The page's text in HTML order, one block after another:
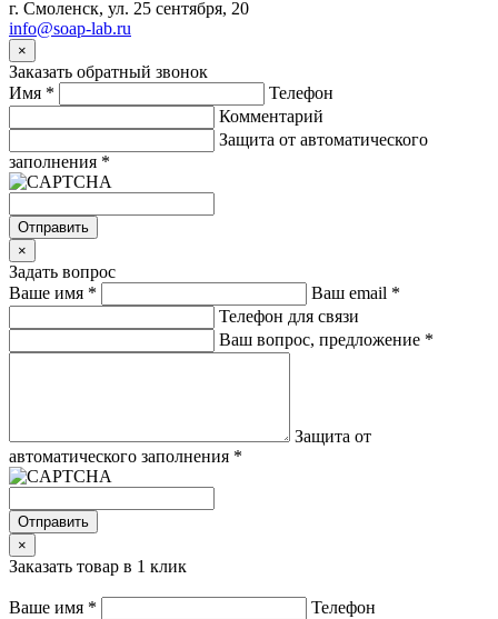
г. Смоленск, ул. 25 сентября, 20
info@soap-lab.ru
×
Заказать обратный звонок
Имя *
Телефон
Комментарий
Защита от автоматического
заполнения *
Отправить
×
Задать вопрос
Ваше имя * Ваш email *
Телефон для связи
Ваш вопрос, предложение *
Защита от
автоматического заполнения *
Отправить
×
Заказать товар в 1 клик
Ваше имя *
Телефон